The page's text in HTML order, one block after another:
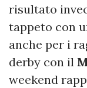
risultato
tappeto con
anche per i
derby con il
weekend